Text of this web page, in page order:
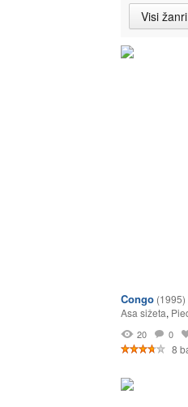
Congo (1995)
Asa sižeta,
20 0
8